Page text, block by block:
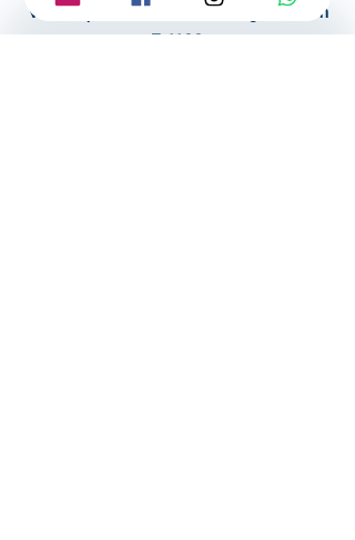
ventas.pivasainmobiliaria@gmail.com
T-1123